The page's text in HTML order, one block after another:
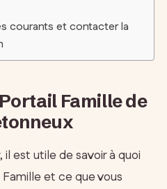
courants et contacter la
Famille de
est utile de savoir à quoi
et ce que vous